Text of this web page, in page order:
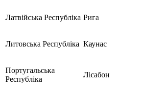
Латвійська Республіка Рига
Литовська Республіка Каунас
Португальська
Республіка
Лісабон